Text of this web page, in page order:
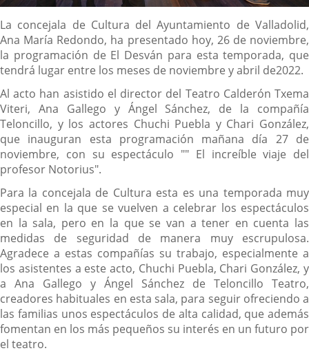
Descripción
La concejala de Cultura del Ayuntamiento de Valladolid,
Ana María Redondo, ha presentado hoy, 26 de noviembre,
la programación de El Desván para esta temporada, que
tendrá lugar entre los meses de noviembre y abril de2022.
Al acto han asistido el director del Teatro Calderón Txema
Viteri, Ana Gallego y Ángel Sánchez, de la compañía
Teloncillo, y los actores Chuchi Puebla y Chari González,
que inauguran esta programación mañana día 27 de
noviembre, con su espectáculo "" El increíble viaje del
profesor Notorius".
Para la concejala de Cultura esta es una temporada muy
especial en la que se vuelven a celebrar los espectáculos
en la sala, pero en la que se van a tener en cuenta las
medidas de seguridad de manera muy escrupulosa.
Agradece a estas compañías su trabajo, especialmente a
los asistentes a este acto, Chuchi Puebla, Chari González, y
a Ana Gallego y Ángel Sánchez de Teloncillo Teatro,
creadores habituales en esta sala, para seguir ofreciendo a
las familias unos espectáculos de alta calidad, que además
fomentan en los más pequeños su interés en un futuro por
el teatro.